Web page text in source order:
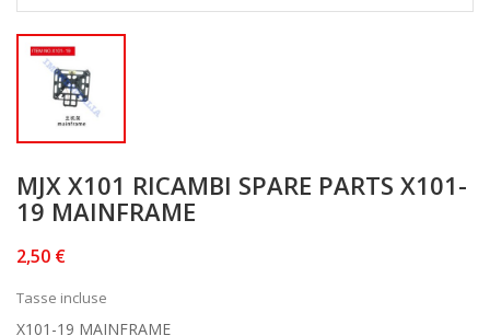
MJX X101 RICAMBI SPARE PARTS X101-
19 MAINFRAME
2,50 €
Tasse incluse
X101-19 MAINFRAME